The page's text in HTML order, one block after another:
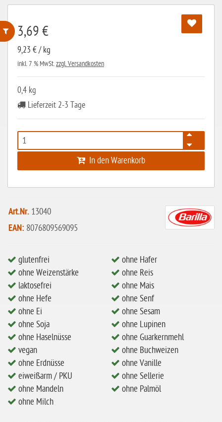
ohne Weizenstärke
ohne Hefe
ohne Ei
ohne Haselnüsse
eiweißarm / PKU
ohne Mandeln
ohne Hafer
ohne Zuckerzusatz
ohne Reis
ohne Mais
ohne Senf
ohne Sesam
ohne Lupinen
ohne Guarkernmehl
3,69 €
9,23 € / kg
inkl. 7 % MwSt.zzgl. Versandkosten
0,4 kg
Lieferzeit 2-3 Tage
In den Warenkorb
Art.Nr. 13040
EAN: 8076809569095
glutenfrei
ohne Weizenstärke
laktosefrei
ohne Hefe
ohne Ei
ohne Soja
ohne Haselnüsse
vegan
ohne Erdnüsse
eiweißarm / PKU
ohne Mandeln
ohne Milch
ohne Hafer
ohne Reis
ohne Mais
ohne Senf
ohne Sesam
ohne Lupinen
ohne Guarkernmehl
ohne Buchweizen
ohne Vanille
ohne Sellerie
ohne Palmöl